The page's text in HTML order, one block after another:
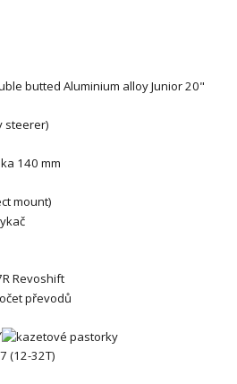
butted Aluminium alloy Junior 20"
steerer)
140 mm
mount)
Revoshift
(12-32T)